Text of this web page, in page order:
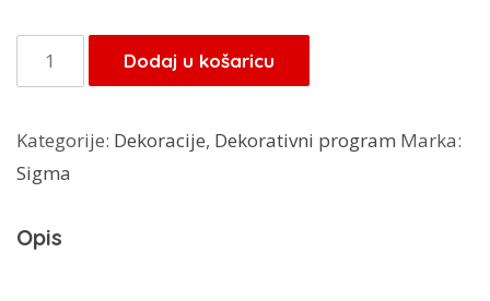
je:
24,00 KM.
20,40 KM.
Poslužavnik
količina
Dodaj u košaricu
Kategorije: Dekoracije, Dekorativni program Marka:
Sigma
Opis